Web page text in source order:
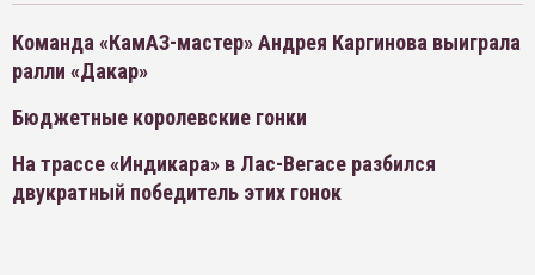
Команда «КамАЗ-мастер» Андрея Каргинова выиграла
ралли «Дакар»
Бюджетные королевские гонки
На трассе «Индикара» в Лас-Вегасе разбился
двукратный победитель этих гонок